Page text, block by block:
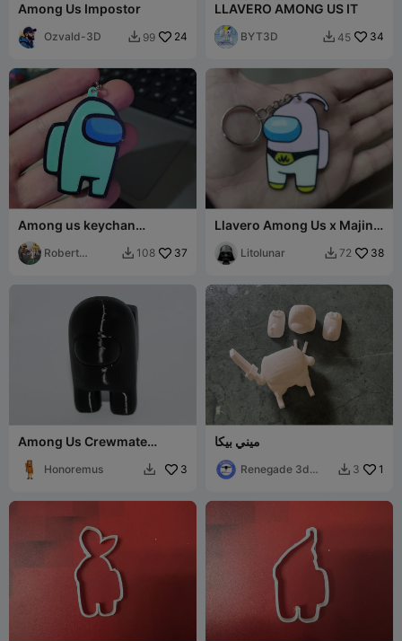
Among Us Impostor
Ozvald-3D  99 24
LLAVERO AMONG US IT
BYT3D  45 34
Among us keychan
multicolor
Robert
 108 37
Llavero Among Us x Majin
Litolunar  72 38
Among Us Crewmate
Honoremus  3
ميني بيكا
Renegade 3d
 3 1